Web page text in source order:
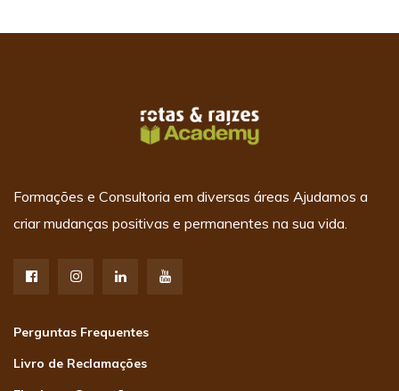
Formações e Consultoria em diversas áreas Ajudamos a
criar mudanças positivas e permanentes na sua vida.
Perguntas Frequentes
Livro de Reclamações